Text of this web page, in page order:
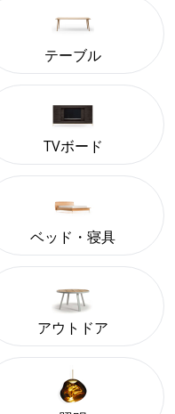
テーブル
TVボード
ベッド・寝具
アウトドア